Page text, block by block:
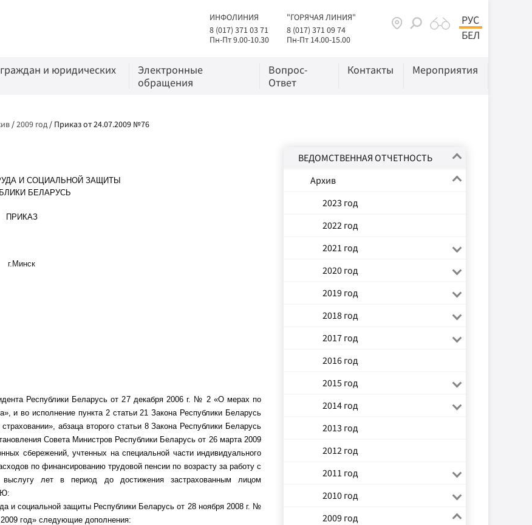
ИНФОЛИНИЯ
8 (017) 371 03 71
Пн-Пт 9.00-10.30
"ГОРЯЧАЯ ЛИНИЯ"
8 (017) 371 09 74
Пн-Пт 14.00-15.00
РУС
БЕЛ
и юридических
Электронные
обращения
Вопрос-
Ответ
Контакты Мероприятия
/2009 год/ Приказ от 24.07.2009 №76
И СОЦИАЛЬНОЙ ЗАЩИТЫ
БЕЛАРУСЬ
ПРИКАЗ
г.Минск
Республики Беларусь от 27 декабря 2006 г. № 2 «О мерах по
и во исполнение пункта 2 статьи 21 Закона Республики Беларусь
абзаца второго статьи 8 Закона Республики Беларусь
Совета Министров Республики Беларусь от 26 марта 2009
сбережений, учтенных на специальной части индивидуального
по финансированию трудовой пенсии по возрасту за работу с
лет в период до достижения застрахованным лицом
и социальной защиты Республики Беларусь от 28 ноября 2008 г. №
год» следующие дополнения:
ВЕДОМСТВЕННАЯ ОТЧЕТНОСТЬ
Архив
2023 год
2022 год
2021 год
2020 год
2019 год
2018 год
2017 год
2016 год
2015 год
2014 год
2013 год
2012 год
2011 год
2010 год
2009 год